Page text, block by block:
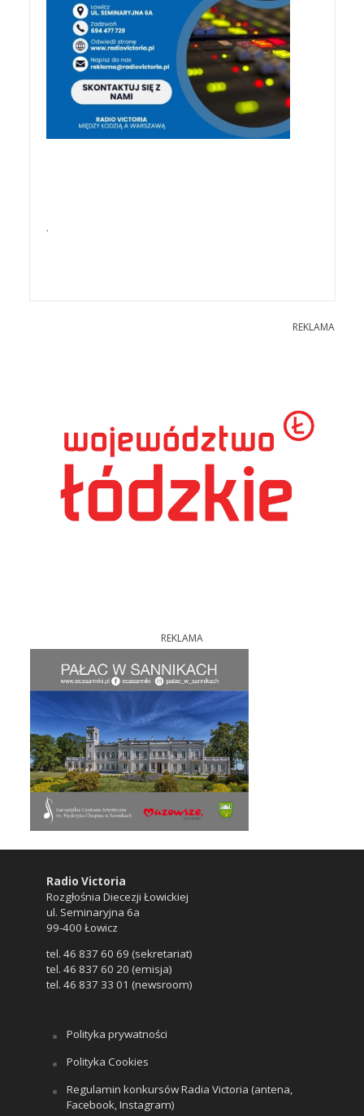
.
REKLAMA
REKLAMA
Radio Victoria
Rozgłośnia Diecezji Łowickiej
ul. Seminaryjna 6a
99-400 Łowicz
tel. 46 837 60 69 (sekretariat)
tel. 46 837 60 20 (emisja)
tel. 46 837 33 01 (newsroom)
Polityka prywatności
Polityka Cookies
Regulamin konkursów Radia Victoria (antena,
Facebook, Instagram)